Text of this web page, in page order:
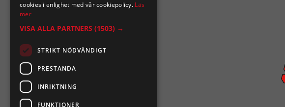
cookies i enlighet med vår cookiepolicy. Läs
mer
VISA ALLA PARTNERS (1503) →
STRIKT NÖDVÄNDIGT
PRESTANDA
INRIKTNING
FUNKTIONER